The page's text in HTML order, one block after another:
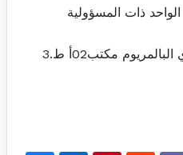
ذات المسؤولية
المركب التجاري البالمريوم مكتب02أ ط.3